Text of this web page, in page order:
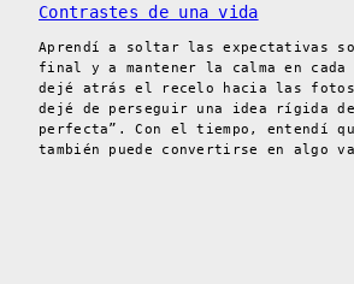
Contrastes de una vida
Aprendí a soltar las expectativas
final y a mantener la calma en cada
dejé atrás el recelo hacia las fotos
dejé de perseguir una idea rígida
perfecta”. Con el tiempo, entendí
también puede convertirse en algo